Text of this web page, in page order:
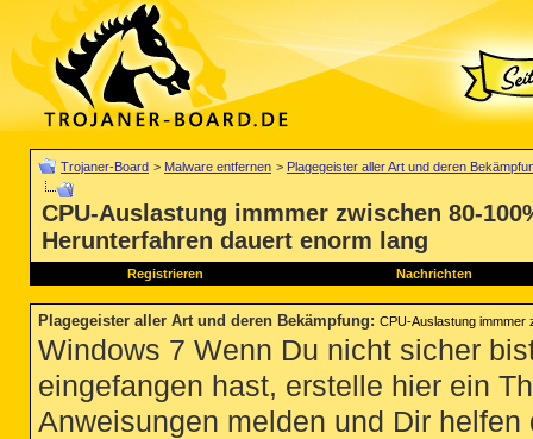
Trojaner-Board > Malware entfernen > Plagegeister aller Art und deren
CPU-Auslastung immmer zwischen 80-
Herunterfahren dauert enorm lang
Registrieren Nachrichten
Plagegeister aller Art und deren Bekämpfung: CPU-Auslastung immmer
Windows 7 Wenn Du nicht sicher
eingefangen hast, erstelle hier ein
Anweisungen melden und Dir